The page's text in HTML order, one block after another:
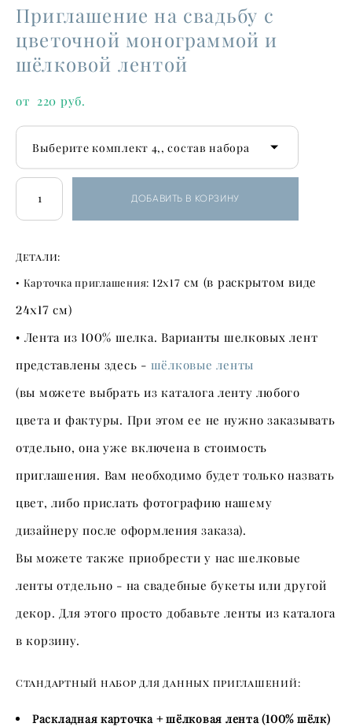
Приглашение на свадьбу с
цветочной монограммой и
шёлковой лентой
от 220 pуб.
Выберите комплект 4,, состав набора
ДОБАВИТЬ В КОРЗИНУ
Детали:
• Карточка приглашения: 12х17 см (в раскрытом виде
24х17 см)
• Лента из100% шелка. Варианты шелковых лент
представлены здесь - шёлковые ленты
(вы можете выбрать из каталога ленту любого
цвета и фактуры. При этом ее не нужно заказывать
отдельно, она уже включена в стоимость
приглашения. Вам необходимо будет только назвать
цвет, либо прислать фотографию нашему
дизайнеру после оформления заказа).
Вы можете также приобрести у нас шелковые
ленты отдельно - на свадебные букеты или другой
декор. Для этого просто добавьте ленты из каталога
в корзину.
Стандартный набор для данных приглашений:
Раскладная карточка + шёлковая лента (100% шёлк)